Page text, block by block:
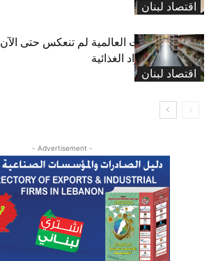
اقتصاد لبنان
اقتصاد لبنان
بحصلي: التوترات العالمية لم تنعكس حتى الآن
على أسعار المواد الغذائية
- Advertisement -